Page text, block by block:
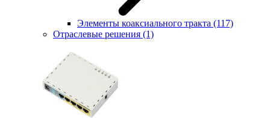
Элементы коаксиального тракта (117)
Отраслевые решения (1)